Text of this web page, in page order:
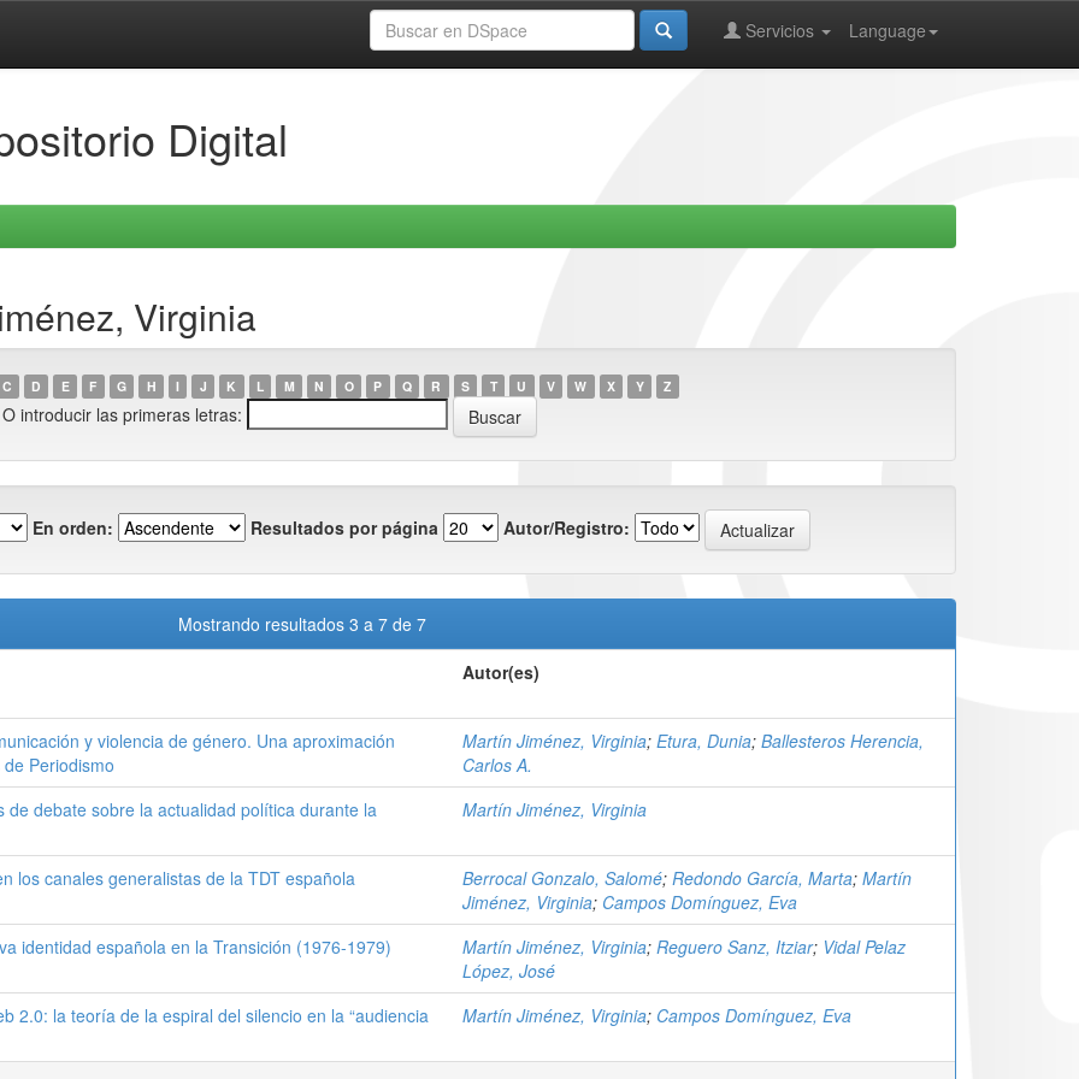
Language
Servicios
Digital
Virginia
C D E F G H I J K L M N O P Q R S T U V W X Y Z
O introducir las primeras letras:
En orden: Resultados por página Autor/Registro:
Mostrando resultados 3 a 7 de 7
Autor(es)
y violencia de género. Una aproximación
Periodismo
Martín Jiménez, Virginia; Etura, Dunia; Ballesteros Herencia,
Carlos A.
debate sobre la actualidad política durante la
Martín Jiménez, Virginia
los canales generalistas de la TDT española Berrocal Gonzalo, Salomé; Redondo García, Marta; Martín
Jiménez, Virginia; Campos Domínguez, Eva
identidad española en la Transición (1976-1979) Martín Jiménez, Virginia; Reguero Sanz, Itziar; Vidal Pelaz
López, José
2.0: la teoría de la espiral del silencio en la “audiencia
Martín Jiménez, Virginia; Campos Domínguez, Eva